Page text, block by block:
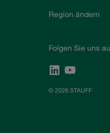
Region ändern
Folgen Sie uns
© 2026 STAUFF